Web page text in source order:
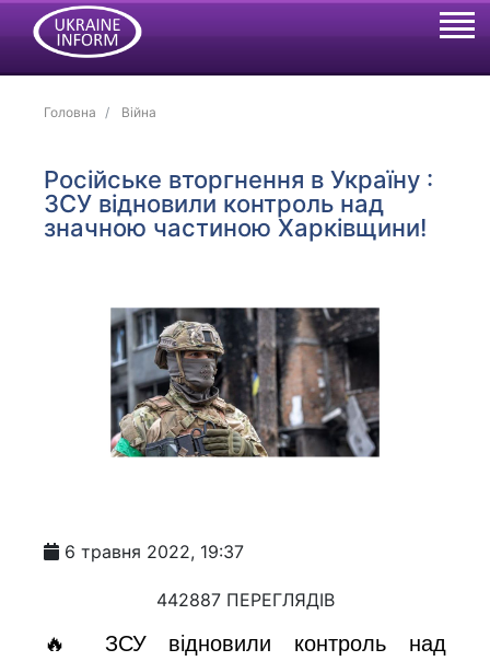
Головна Війна
Російське вторгнення в Україну :
ЗСУ відновили контроль над
значною частиною Харківщини!
6 травня 2022, 19:37
442887 ПЕРЕГЛЯДІВ
🔥 ЗСУ відновили контроль над